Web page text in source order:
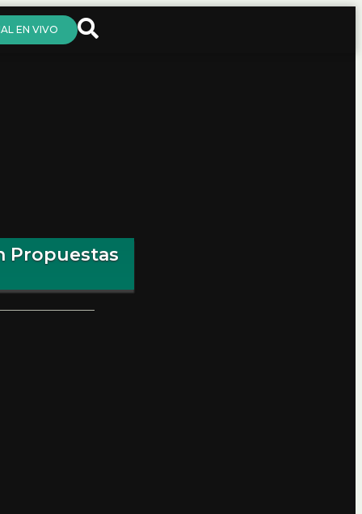
EN VIVO
Propuestas